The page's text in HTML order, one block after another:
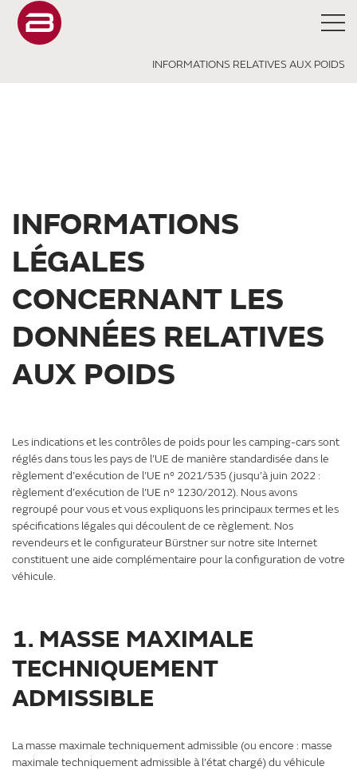
INFORMATIONS RELATIVES AUX POIDS
INFORMATIONS
LÉGALES
CONCERNANT LES
DONNÉES RELATIVES
AUX POIDS
Les indications et les contrôles de poids pour les camping-cars sont
réglés dans tous les pays de l’UE de manière standardisée dans le
règlement d’exécution de l’UE n° 2021/535 (jusqu’à juin 2022 :
règlement d’exécution de l’UE n° 1230/2012). Nous avons
regroupé pour vous et vous expliquons les principaux termes et les
spécifications légales qui découlent de ce règlement. Nos
revendeurs et le configurateur Bürstner sur notre site Internet
constituent une aide complémentaire pour la configuration de votre
véhicule.
1. MASSE MAXIMALE
TECHNIQUEMENT
ADMISSIBLE
La masse maximale techniquement admissible (ou encore : masse
maximale techniquement admissible à l’état chargé) du véhicule